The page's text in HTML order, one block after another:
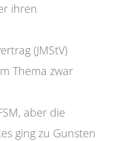
ihren
(JMStV)
Thema zwar
aber die
ging zu Gunsten